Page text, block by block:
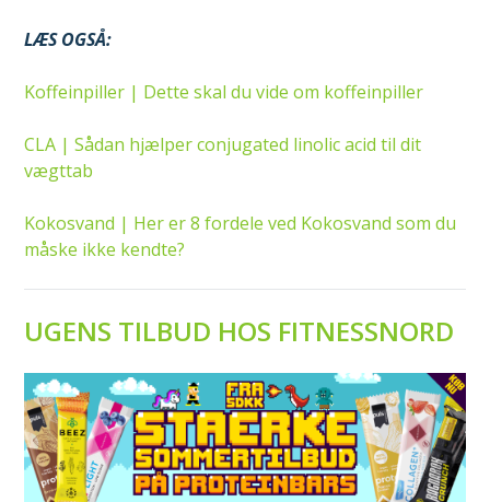
LÆS OGSÅ:
Koffeinpiller | Dette skal du vide om koffeinpiller
CLA | Sådan hjælper conjugated linolic acid til dit
vægttab
Kokosvand | Her er 8 fordele ved Kokosvand som du
måske ikke kendte?
UGENS TILBUD HOS FITNESSNORD